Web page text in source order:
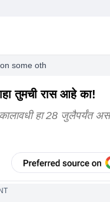
some other zodiac signs
तुमची रास आहे का!
हा 28 जुलैपर्यंत